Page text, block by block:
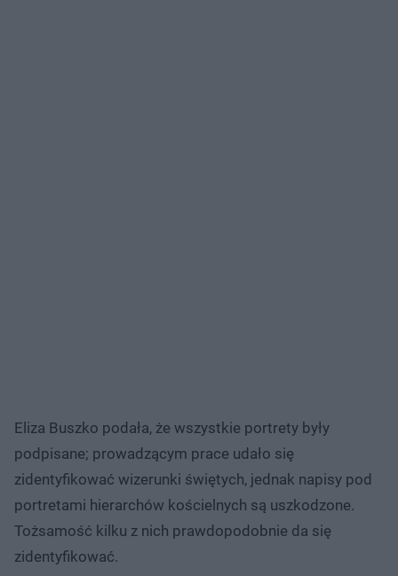
Eliza Buszko podała, że wszystkie portrety były
podpisane; prowadzącym prace udało się
zidentyfikować wizerunki świętych, jednak napisy pod
portretami hierarchów kościelnych są uszkodzone.
Tożsamość kilku z nich prawdopodobnie da się
zidentyfikować.